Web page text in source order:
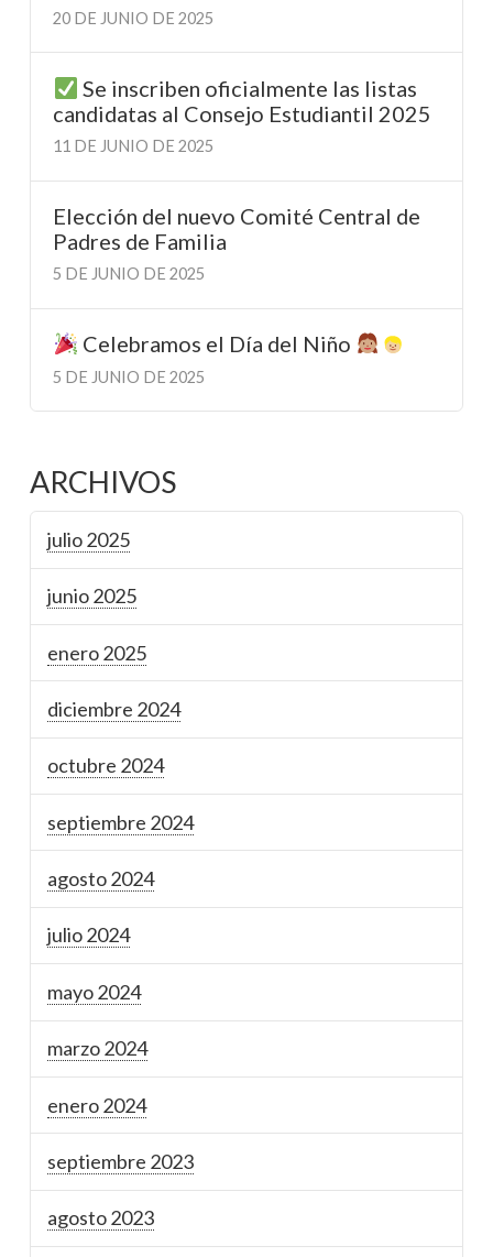
20 DE JUNIO DE 2025
Se inscriben oficialmente las listas
candidatas al Consejo Estudiantil 2025
11 DE JUNIO DE 2025
Elección del nuevo Comité Central de
Padres de Familia
5 DE JUNIO DE 2025
Celebramos el Día del Niño
5 DE JUNIO DE 2025
ARCHIVOS
julio 2025
junio 2025
enero 2025
diciembre 2024
octubre 2024
septiembre 2024
agosto 2024
julio 2024
mayo 2024
marzo 2024
enero 2024
septiembre 2023
agosto 2023